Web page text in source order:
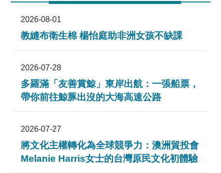
2026-08-01
教縫布衛生棉 楊怡庭助非洲女孩不缺課
2026-07-28
多羅滿「友善賞鯨」東岸出航：一張船票，
帶你前往鯨豚出沒的大海高速公路
2026-07-27
將文化主權轉化為全球競爭力：澳洲貿投會
Melanie Harris女士的台灣原民文化初體驗